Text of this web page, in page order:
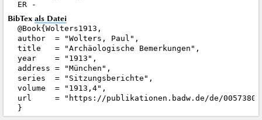
BibTex als Datei
@Book{Wolters1913,
author  = "Wolters, Paul",
title   = "Archäologische Bemerkungen",
year    = "1913",
address = "München",
series  = "Sitzungsberichte",
volume  = "1913,4",
url     = "https://publikationen.badw.de/de/